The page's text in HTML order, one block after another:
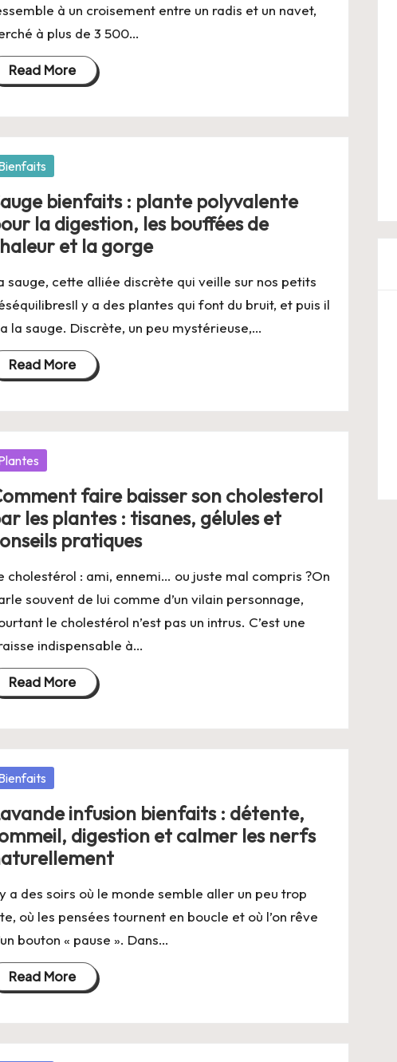
à un croisement entre un radis et un navet,
à plus de 3 500…
Read More
bienfaits : plante polyvalente
la digestion, les bouffées de
et la gorge
sauge, cette alliée discrète qui veille sur nos petits
y a des plantes qui font du bruit, et puis il
la sauge. Discrète, un peu mystérieuse,…
Read More
faire baisser son cholesterol
les plantes : tisanes, gélules et
pratiques
cholestérol : ami, ennemi… ou juste mal compris ?On
souvent de lui comme d’un vilain personnage,
le cholestérol n’est pas un intrus. C’est une
indispensable à…
Read More
infusion bienfaits : détente,
digestion et calmer les nerfs
a des soirs où le monde semble aller un peu trop
où les pensées tournent en boucle et où l’on rêve
bouton « pause ». Dans…
Read More